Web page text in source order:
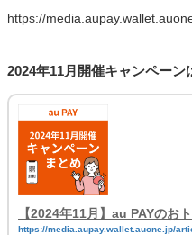
https://
2024年11月開催キャンペーン
【2024年11月】au PAYのお
https://media.aupay.wallet.auone.jp/